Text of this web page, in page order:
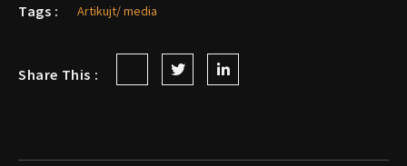
Tags : Artikujt/ media
Share This :